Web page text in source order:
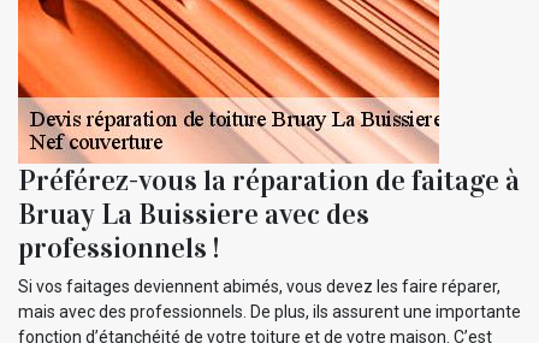
Préférez-vous la réparation de faitage à
Bruay La Buissiere avec des
professionnels !
Si vos faitages deviennent abimés, vous devez les faire réparer,
mais avec des professionnels. De plus, ils assurent une importante
fonction d’étanchéité de votre toiture et de votre maison. C’est